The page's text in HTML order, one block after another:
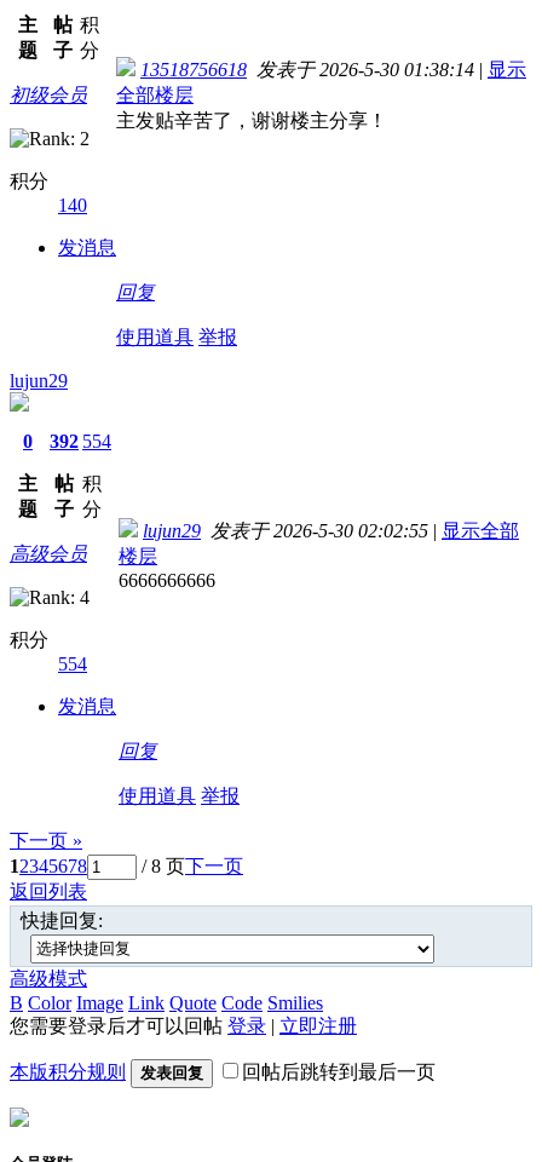
主
题
帖
子
积
分
初级会员
积分
140
发消息
13518756618 发表于 2026-5-30 01:38:14 | 显示
全部楼层
主发贴辛苦了，谢谢楼主分享！
回复
使用道具 举报
lujun29
0
主
题
392
帖
子
554
积
分
高级会员
积分
554
发消息
lujun29 发表于 2026-5-30 02:02:55 | 显示全部
楼层
6666666666
回复
使用道具 举报
下一页 »
12345678 / 8 页下一页
返回列表
快捷回复:
高级模式
B Color Image Link Quote Code Smilies
您需要登录后才可以回帖 登录 | 立即注册
本版积分规则 发表回复 回帖后跳转到最后一页